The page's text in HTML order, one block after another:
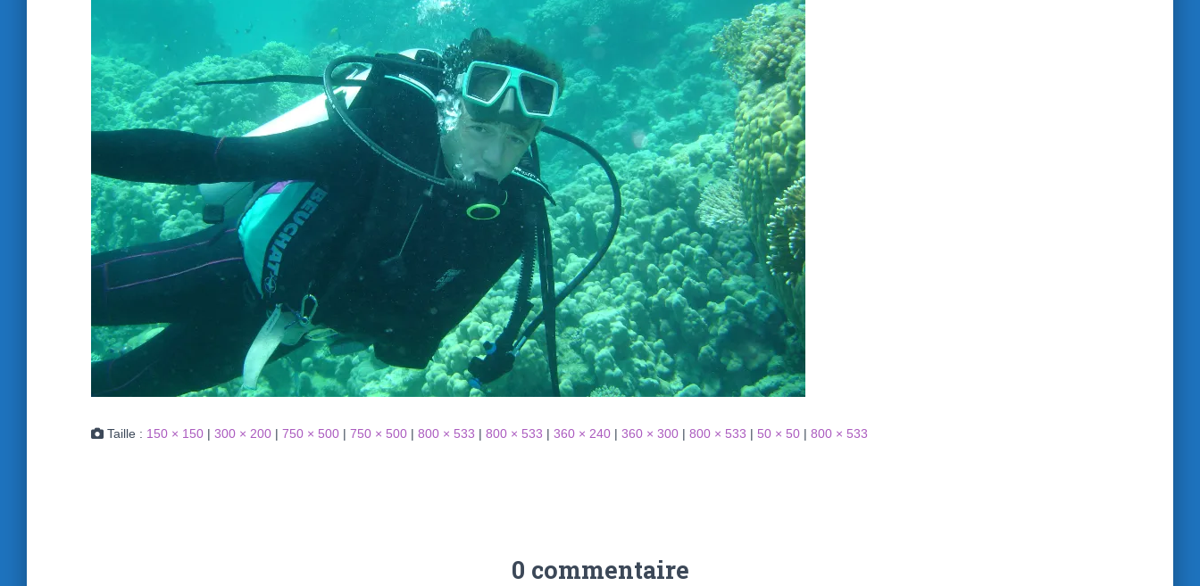
Taille : 150 × 150 | 300 × 200 | 750 × 500 | 750 × 500 | 800 × 533 | 800 × 533 | 360 × 240 | 360 × 300 | 800 × 533 | 50 × 50 | 800 × 533
0 commentaire